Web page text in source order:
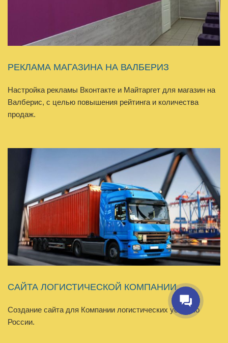
РЕКЛАМА МАГАЗИНА НА ВАЛБЕРИЗ
Настройка рекламы Вконтакте и Майтаргет для магазин на
Валберис, с целью повышения рейтинга и количества
продаж.
CАЙТА ЛОГИСТИЧЕСКОЙ КОМПАНИИ
Создание сайта для Компании логистических услуг по
России.